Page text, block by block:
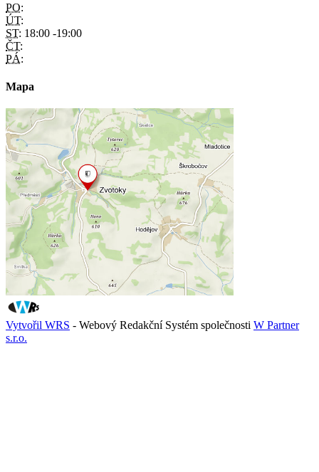
PO:
ÚT:
ST: 18:00 -19:00
ČT:
PÁ:
Mapa
Vytvořil WRS - Webový Redakční Systém společnosti W Partner
s.r.o.